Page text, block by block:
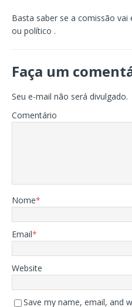
Basta saber se a comissão
ou político .
Faça um
Seu e-mail não será divulgado.
Comentário
Nome*
Email*
Website
Save my name, email, and